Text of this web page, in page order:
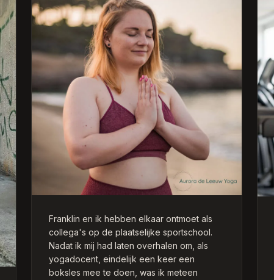
ook veel plezier en vooruitgang mee heb
geboekt. Dus het helpt ook zeker bij
andere sporten. Leuke bijkomstigheid is
dat ik ook al ruim 7 kg ben afgevallen en
hier veel leuke reacties op krijg. Dat doet
een mens altijd goed.
Elke training is weer een verrassing wat we
gaan doen die week, dit maakt het
afwisselend. Maar wel natuurlijk altijd
boksen en wat is dat heerlijk om te doen!
Dat is echt een uitlaatklep geworden. Al
met al ben ik heel blij dat ik gekozen heb
voor personal training bij Franklin! Mijn
advies is om zeker een keer een training
Franklin en ik hebben elkaar ontmoet als
collega's op de plaatselijke sportschool.
Nadat ik mij had laten overhalen om, als
yogadocent, eindelijk een keer een
boksles mee te doen, was ik meteen